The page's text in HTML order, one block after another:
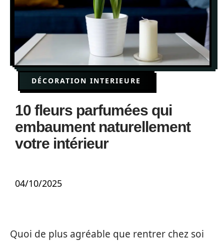
DÉCORATION INTERIEURE
10 fleurs parfumées qui
embaument naturellement
votre intérieur
04/10/2025
Quoi de plus agréable que rentrer chez soi